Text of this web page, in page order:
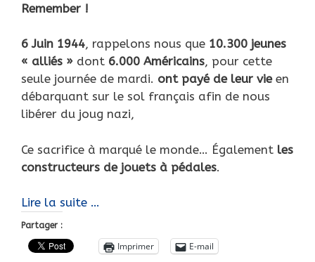
Remember !
6 Juin 1944, rappelons nous que 10.300 jeunes
« alliés » dont 6.000 Américains, pour cette
seule journée de mardi. ont payé de leur vieen
débarquant sur le sol français afin de nous
libérer du joug nazi,
Ce sacrifice à marqué le monde… Également les
constructeurs de jouets à pédales.
Lire la suite …
d’histoire…
De
Partager :
Imprimer E-mail